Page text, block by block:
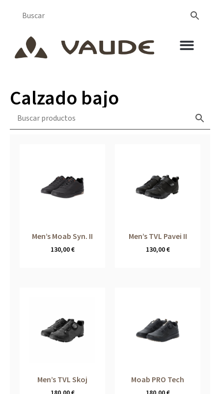
Calzado bajo
Men’s Moab Syn. II
130,00€
Men’s TVL Pavei II
130,00€
Men’s TVL Skoj Moab PRO Tech